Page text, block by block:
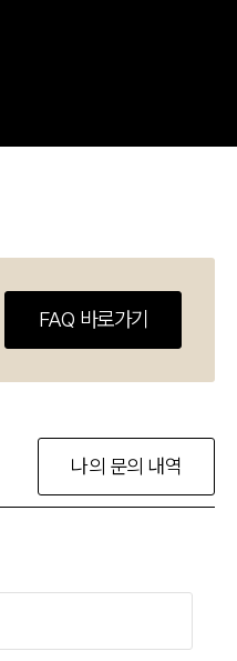
FAQ 바로가기
나의 문의 내역